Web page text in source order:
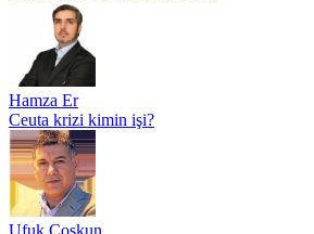
Hamza Er
Ceuta krizi kimin işi?
Ufuk Coşkun